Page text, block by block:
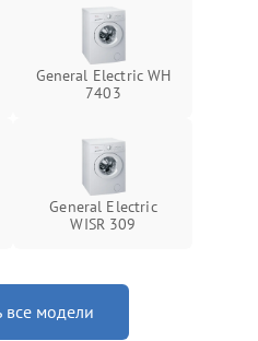
General Electric WH
7403
General Electric
WISR 309
все модели